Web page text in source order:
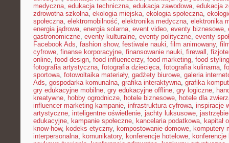
medyczna, edukacja techniczna, edukacja zawodowa, edukacja
zdrowotna szkolna, ekologia miejska, ekologia społeczna,
społeczna, elektromobilność, elektronika medyczna, elektronika
energia jądrowa, energia solarna, event video, eventy biznesowe,
gastronomiczne, eventy kulturalne, eventy polityczne, eventy
Facebook Ads, fashion show, festiwale nauki, film animowany,
cyfrowe, finanse korporacyjne, finansowanie nauki, firewall ,
online, food design, food influencerzy, food marketing, food styling
fotografia artystyczna, fotografia dziecięca, fotografia kulinarna,
sportowa, fotowoltaika materiały, gadżety biurowe, galeria
Ads, gospodarka komunalna, grafika interaktywna, grafika
gry edukacyjne mobilne, gry edukacyjne offline, gry logiczne,
kreatywne, hobby ogrodnicze, hotele biznesowe, hotele dla
influencer marketing kampanie, infrastruktura cyfrowa, inspiracje
artystyczne, inteligentne oświetlenie, jachty luksusowe,
edukacyjne, kampanie społeczne, kancelaria podatkowa, kapitał
know-how, kodeks etyczny, kompostowanie domowe, komputery
interpersonalna, komunikatory, konferencje hotelowe, konferencje